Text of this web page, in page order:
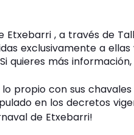
Etxebarri , a través de
exclusivamente a
quieres más
propio con sus
en los decretos
de Etxebarri!